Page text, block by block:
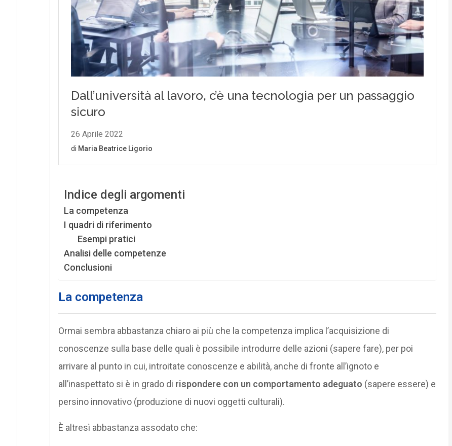
Indice degli argomenti
La competenza
I quadri di riferimento
Esempi pratici
Analisi delle competenze
Conclusioni
La competenza
Ormai sembra abbastanza chiaro ai più che la competenza implica l’acquisizione di
conoscenze sulla base delle quali è possibile introdurre delle azioni (sapere fare), per poi
arrivare al punto in cui, introitate conoscenze e abilità, anche di fronte all’ignoto e
all’inaspettato si è in grado di rispondere con un comportamento adeguato (sapere essere) e
persino innovativo (produzione di nuovi oggetti culturali).
È altresì abbastanza assodato che: